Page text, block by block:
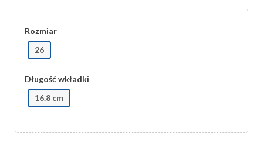
Rozmiar
26
Długość wkładki
16.8 cm